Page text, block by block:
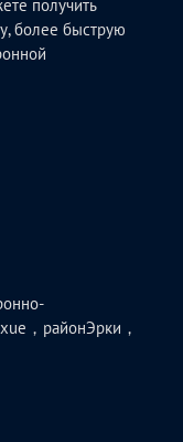
получить
более быструю
，районЭрки，